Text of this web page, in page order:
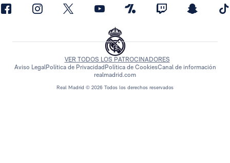
Real Madrid © 2026 Todos los derechos reservados
VER TODOS LOS PATROCINADORES
Aviso LegalPolítica de Privacidad Política de CookiesCanal de información
realmadrid.com